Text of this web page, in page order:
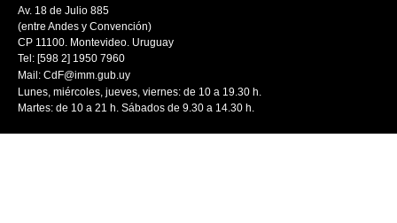
Av. 18 de Julio 885
(entre Andes y Convención)
CP 11100. Montevideo. Uruguay
Tel: [598 2] 1950 7960
Mail: CdF@imm.gub.uy
Lunes, miércoles, jueves, viernes: de 10 a 19.30 h.
Martes: de 10 a 21 h. Sábados de 9.30 a 14.30 h.